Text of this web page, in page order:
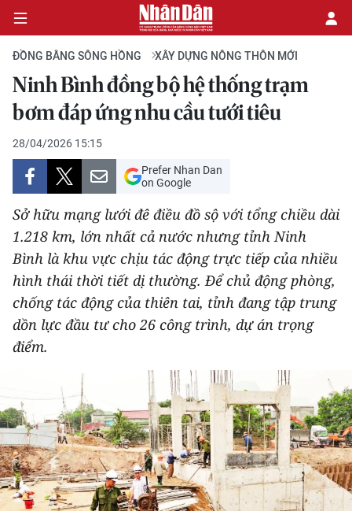
CHÍNH TRỊ
KINH TẾ
VĂN HÓA
XÃ HỘI
PHÁP LUẬT
DU LỊCH
THẾ GIỚI
GIÁO DỤC
Y TẾ
KHOA HỌC - CÔNG NGHỆ
ĐỒNG BẰNG SÔNG HỒNG XÂY DỰNG NÔNG THÔN MỚI
Ninh Bình đồng bộ hệ thống trạm
bơm đáp ứng nhu cầu tưới tiêu
28/04/2026 15:15
Prefer Nhan Dan
on Google
Sở hữu mạng lưới đê điều đồ sộ với tổng chiều dài
1.218 km, lớn nhất cả nước nhưng tỉnh Ninh
Bình là khu vực chịu tác động trực tiếp của nhiều
hình thái thời tiết dị thường. Để chủ động phòng,
chống tác động của thiên tai, tỉnh đang tập trung
dồn lực đầu tư cho 26 công trình, dự án trọng
điểm.